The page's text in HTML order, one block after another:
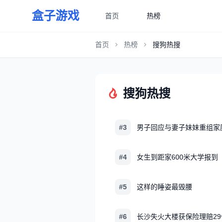
盒子游戏 首页 热榜
首页 热榜 搜狗热搜
搜狗热搜
#3 男子回应与妻子妹妹重组家
#4 女生到距家600米大学报到
#5 这样的睡姿最毁腰
#6 长沙失火大楼获保险理赔